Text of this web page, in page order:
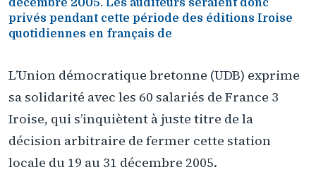
décembre 2005. Les auditeurs seraient donc
privés pendant cette période des éditions Iroise
quotidiennes en français de
L’Union démocratique bretonne (UDB) exprime
sa solidarité avec les 60 salariés de France 3
Iroise, qui s’inquiètent à juste titre de la
décision arbitraire de fermer cette station
locale du 19 au 31 décembre 2005.